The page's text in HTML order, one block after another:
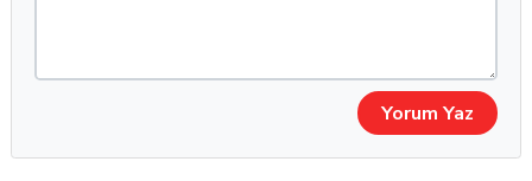
edilen ürünlerinden biri olmaya adaydır.
Bonitolente Medikal’in kurumsal gücü ile Claro markası;
Yorum Yaz